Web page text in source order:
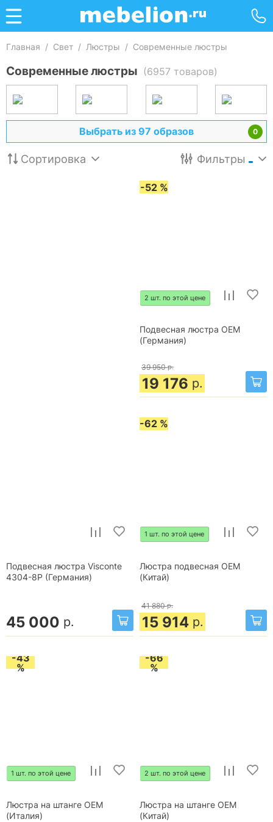
Главная / Свет / Люстры / Современные люстры
Современные люстры (6957 товаров)
0
Выбрать из 97 образов
Сортировка Фильтры
-52 %
2 шт. по этой цене
Подвесная люстра OEM
(Германия)
39 950 р.
19 176 р.
Подвесная люстра Visconte
4304-8P (Германия)
45 000 р.
-62 %
1 шт. по этой цене
Люстра подвесная OEM
(Китай)
41 880 р.
15 914 р.
-43
%
1 шт. по этой цене
Люстра на штанге OEM
(Италия)
-66
%
2 шт. по этой цене
Люстра на штанге OEM
(Китай)